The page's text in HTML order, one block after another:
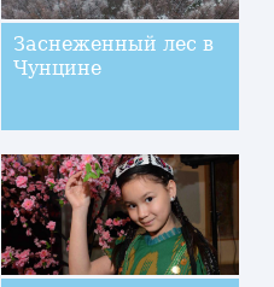
Заснеженный лес в
Чунцине